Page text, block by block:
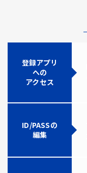
登録アプリ
への
アクセス
ID/PASSの
編集